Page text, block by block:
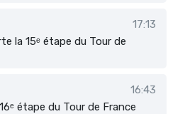
17:13
la 15ᵉ étape du Tour de
16:43
étape du Tour de France